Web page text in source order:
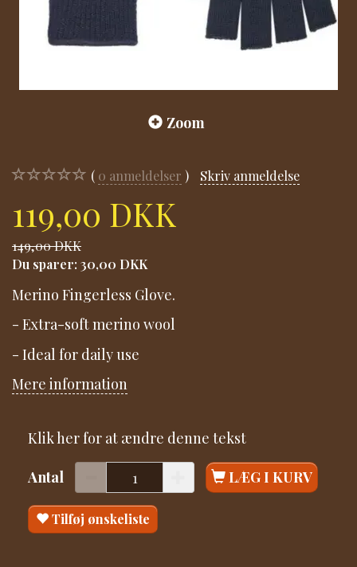
Zoom
0 anmeldelser Skriv anmeldelse
119,00 DKK
149,00 DKK
Du sparer: 30,00 DKK
Merino Fingerless Glove.
- Extra-soft merino wool
- Ideal for daily use
Mere information
Klik her for at ændre denne tekst
Antal LÆG I KURV
Tilføj ønskeliste